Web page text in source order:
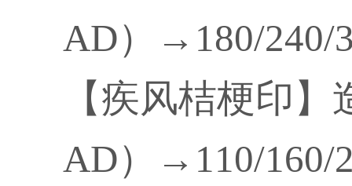
AD）→180/240/
【疾风桔梗印
AD）→110/160/